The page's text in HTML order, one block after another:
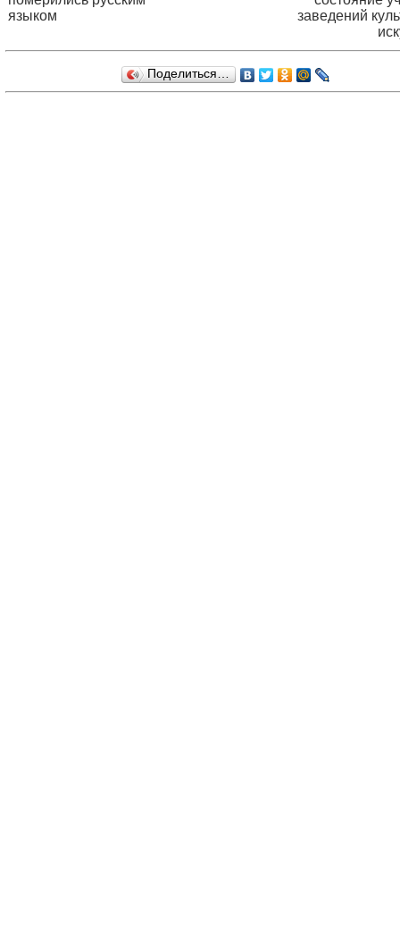
языком
заведений
Поделиться…